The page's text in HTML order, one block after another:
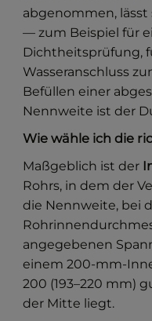
abgenommen,
— zum Beispiel für
Dichtheitsprüfung,
Wasseranschluss
Befüllen einer
Nennweite ist der
Wie wähle ich die
Maßgeblich ist der
Rohrs, in dem der
die Nennweite, bei
angegebenen
einem 200-mm-
200 (193–220 mm)
der Mitte liegt.